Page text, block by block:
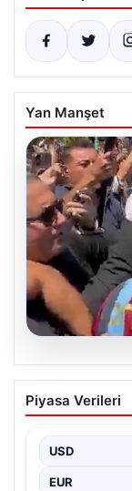
Yan Manşet
05.08.2026
Mohamed
Başarı
önemli bir
hücum…
Piyasa Verileri
USD
EUR